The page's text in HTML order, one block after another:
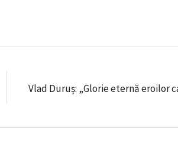
Vlad Duruș: „Glorie eternă eroilor